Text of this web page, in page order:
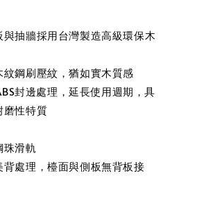
與抽牆採用台灣製造高級環保木
鋼刷壓紋，猶如實木質感
封邊處理，延長使用週期，具
磨性特質
珠滑軌
處理，檯面與側板無背板接